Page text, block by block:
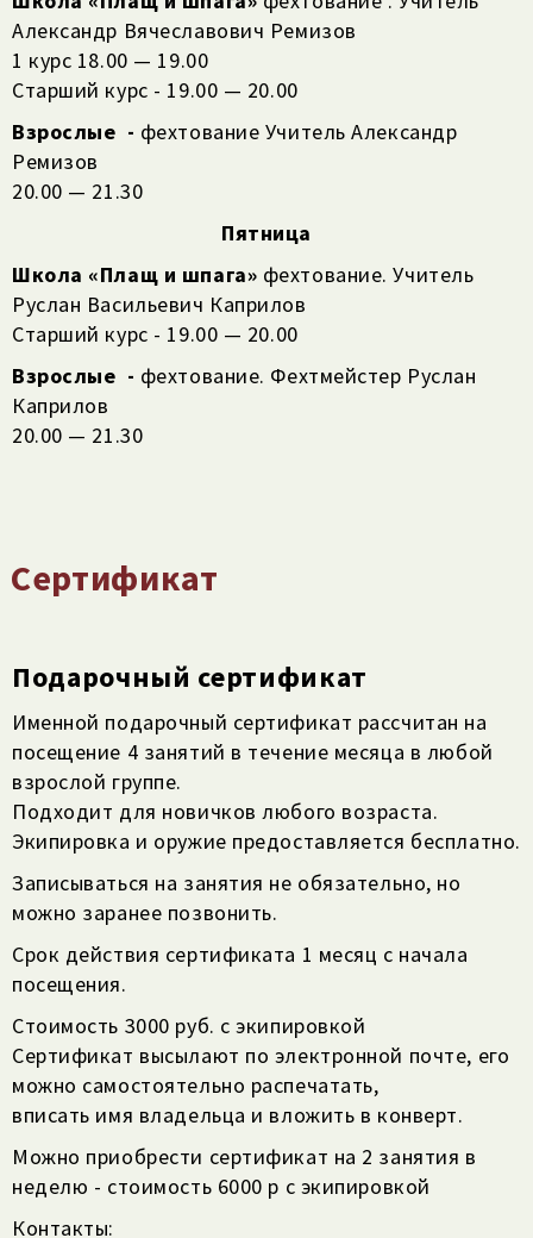
Александр Вячеславович Ремизов
1 курс 18.00 — 19.00
Старший курс - 19.00 — 20.00
Взрослые - фехтование Учитель Александр
Ремизов
20.00 — 21.30
Пятница
Школа «Плащ и шпага» фехтование. Учитель
Руслан Васильевич Каприлов
Старший курс - 19.00 — 20.00
Взрослые - фехтование. Фехтмейстер Руслан
Каприлов
20.00 — 21.30
Сертификат
Подарочный сертификат
Именной подарочный сертификат рассчитан на
посещение 4 занятий в течение месяца в любой
взрослой группе.
Подходит для новичков любого возраста.
Экипировка и оружие предоставляется бесплатно.
Записываться на занятия не обязательно, но
можно заранее позвонить.
Срок действия сертификата 1 месяц с начала
посещения.
Стоимость 3000 руб. с экипировкой
Сертификат высылают по электронной почте, его
можно самостоятельно распечатать,
вписать имя владельца и вложить в конверт.
Можно приобрести сертификат на 2 занятия в
неделю - стоимость 6000 р с экипировкой
Контакты: